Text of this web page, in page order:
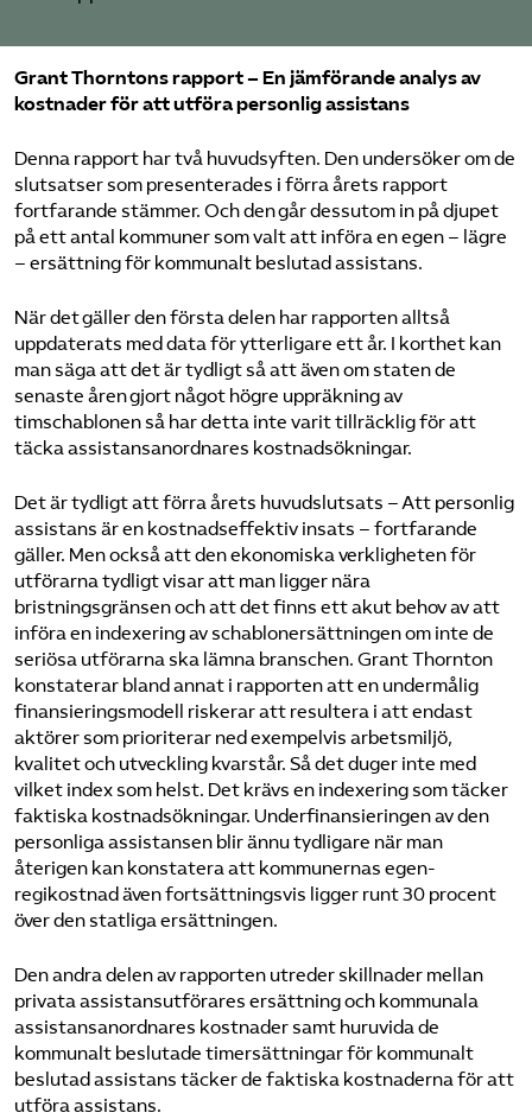
Mina sidor
Privat Vårdfakta
Bli medlem
Sök på vardforetagarna.se
In English
Grant Thorntons rapport – En jämförande analys av
kostnader för att utföra personlig assistans
Denna rapport har två huvudsyften. Den undersöker om de
slutsatser som presenterades i förra årets rapport
fortfarande stämmer. Och den går dessutom in på djupet
på ett antal kommuner som valt att införa en egen – lägre
– ersättning för kommunalt beslutad assistans.
När det gäller den första delen har rapporten alltså
uppdaterats med data för ytterligare ett år. I korthet kan
man säga att det är tydligt så att även om staten de
senaste åren gjort något högre uppräkning av
timschablonen så har detta inte varit tillräcklig för att
täcka assistansanordnares kostnadsökningar.
Det är tydligt att förra årets huvudslutsats – Att personlig
assistans är en kostnadseffektiv insats – fortfarande
gäller. Men också att den ekonomiska verkligheten för
utförarna tydligt visar att man ligger nära
bristningsgränsen och att det finns ett akut behov av att
införa en indexering av schablonersättningen om inte de
seriösa utförarna ska lämna branschen. Grant Thornton
konstaterar bland annat i rapporten att en undermålig
finansieringsmodell riskerar att resultera i att endast
aktörer som prioriterar ned exempelvis arbetsmiljö,
kvalitet och utveckling kvarstår. Så det duger inte med
vilket index som helst. Det krävs en indexering som täcker
faktiska kostnadsökningar. Underfinansieringen av den
personliga assistansen blir ännu tydligare när man
återigen kan konstatera att kommunernas egen-
regikostnad även fortsättningsvis ligger runt 30 procent
över den statliga ersättningen.
Den andra delen av rapporten utreder skillnader mellan
privata assistansutförares ersättning och kommunala
assistansanordnares kostnader samt huruvida de
kommunalt beslutade timersättningar för kommunalt
beslutad assistans täcker de faktiska kostnaderna för att
utföra assistans.